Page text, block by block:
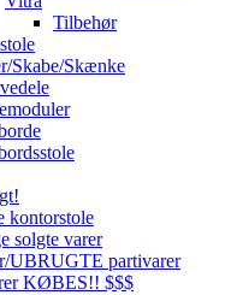
Tilbehør
Skabe/Skænke
kontorstole
solgte varer
UBRUGTE partivarer
KØBES!! $$$